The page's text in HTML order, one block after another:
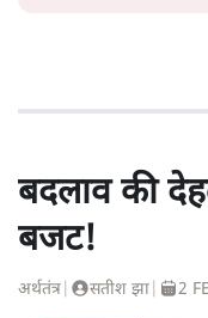
बदलाव की
बजट!
अर्थतंत्र सतीश झा 2